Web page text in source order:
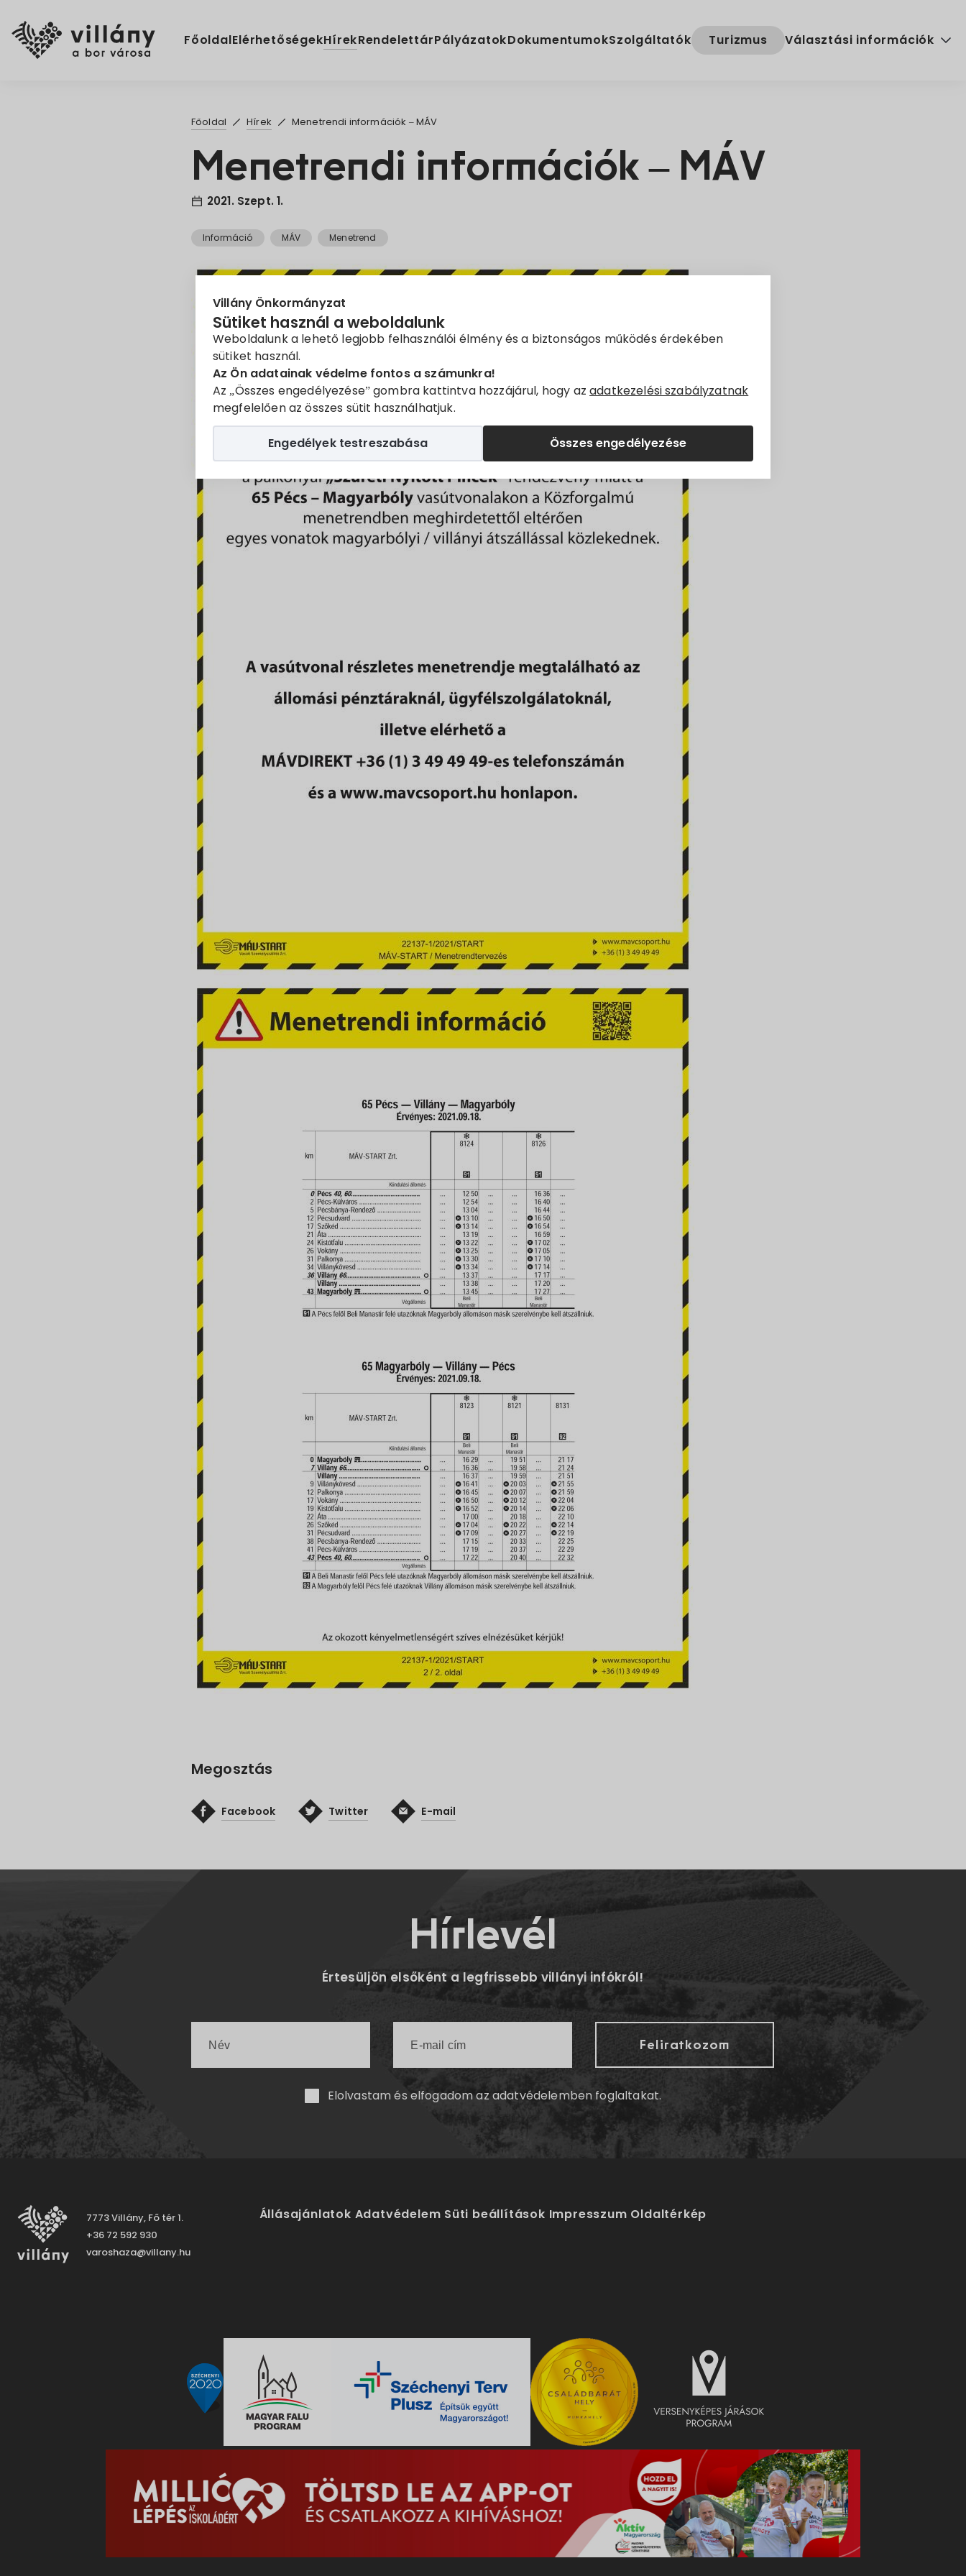
Villány Önkormányzat
Sütiket használ a weboldalunk
Weboldalunk a lehető legjobb felhasználói élmény és a biztonságos működés érdekében
sütiket használ.
Az Ön adatainak védelme fontos a számunkra!
Az „Összes engedélyezése” gombra kattintva hozzájárul, hogy azadatkezelési szabályzatnak
megfelelően az összes sütit használhatjuk.
Összes engedélyezése
Engedélyek testreszabása
FőoldalElérhetőségekHírekRendelettárPályázatokDokumentumokSzolgáltatók Turizmus Választási információk
Főoldal Hírek Menetrendi információk – MÁV
Menetrendi információk – MÁV
2021. Szept. 1.
Információ MÁV Menetrend
Megosztás
Facebook Twitter E-mail
Hírlevél
Értesüljön elsőként a legfrissebb villányi infókról!
Elolvastam és elfogadom azadatvédelemben foglaltakat.
7773 Villány, Fő tér 1.
+36 72 592 930
varoshaza@villany.hu
Állásajánlatok Adatvédelem Süti beállítások Impresszum Oldaltérkép